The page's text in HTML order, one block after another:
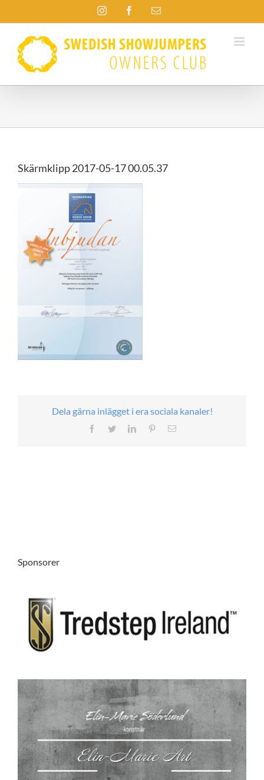
InstagramFacebook
E-
Skärmklipp 2017-05-17 00.05.37
Dela gärna inlägget i era sociala kanaler!
FacebookTwitterLinkedInPinterest
Sponsorer